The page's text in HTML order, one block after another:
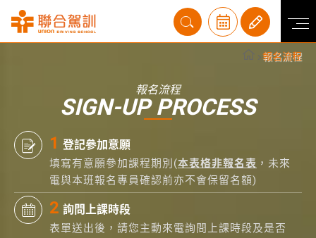
報名流程
報名流程
SIGN-UP PROCESS
登記參加意願
填寫有意願參加課程期別(本表格非報名表 ，未來
電與本班報名專員確認前亦不會保留名額)
詢問上課時段
表單送出後，請您主動來電詢問上課時段及是否